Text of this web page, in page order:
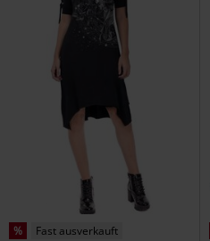
% Fast ausverkauft